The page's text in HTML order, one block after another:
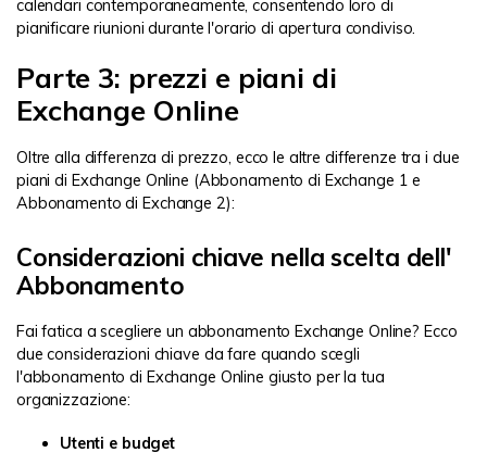
calendari contemporaneamente, consentendo loro di
pianificare riunioni durante l'orario di apertura condiviso.
Parte 3: prezzi e piani di
Exchange Online
Oltre alla differenza di prezzo, ecco le altre differenze tra i due
piani di Exchange Online (Abbonamento di Exchange 1 e
Abbonamento di Exchange 2):
Considerazioni chiave nella scelta dell'
Abbonamento
Fai fatica a scegliere un abbonamento Exchange Online? Ecco
due considerazioni chiave da fare quando scegli
l'abbonamento di Exchange Online giusto per la tua
organizzazione:
Utenti e budget